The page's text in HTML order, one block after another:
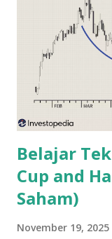
negara, sekarang
Badan Pengelola
Danantara adalah
tersebut agar
sebenarnya adalah
Investasi ini...
Belajar
Cup and
Saham)
November 19, 2025